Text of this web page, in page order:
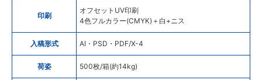
印刷
オフセットUV印刷
4色フルカラー(CMYK)＋白+ニス
入稿形式 AI・PSD・PDF/X-4
荷姿 500枚/箱(約14kg)